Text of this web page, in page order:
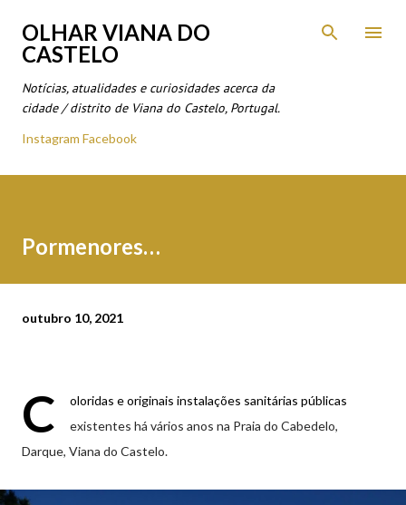
Avançar para o conteúdo principal
OLHAR VIANA DO
CASTELO
Notícias, atualidades e curiosidades acerca da
cidade / distrito de Viana do Castelo, Portugal.
Instagram Facebook
Pormenores…
outubro 10, 2021
C
oloridas e originais instalações sanitárias públicas
existentes há vários anos na Praia do Cabedelo,
Darque, Viana do Castelo.